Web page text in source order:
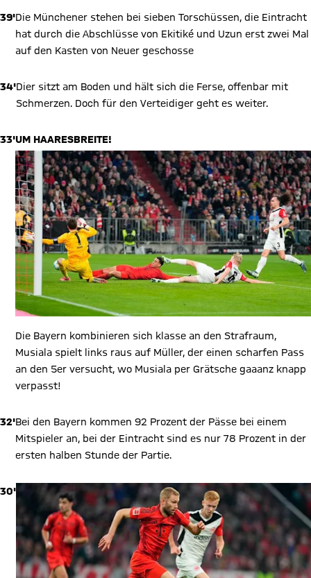
39'Die Münchener stehen bei sieben Torschüssen, die Eintracht
hat durch die Abschlüsse von Ekitiké und Uzun erst zwei Mal
auf den Kasten von Neuer geschosse
34'Dier sitzt am Boden und hält sich die Ferse, offenbar mit
Schmerzen. Doch für den Verteidiger geht es weiter.
33'UM HAARESBREITE!
Die Bayern kombinieren sich klasse an den Strafraum,
Musiala spielt links raus auf Müller, der einen scharfen Pass
an den 5er versucht, wo Musiala per Grätsche gaaanz knapp
verpasst!
32'Bei den Bayern kommen 92 Prozent der Pässe bei einem
Mitspieler an, bei der Eintracht sind es nur 78 Prozent in der
ersten halben Stunde der Partie.
30'